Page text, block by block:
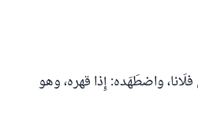
واضطَهَده: إِذا قهره، وهو